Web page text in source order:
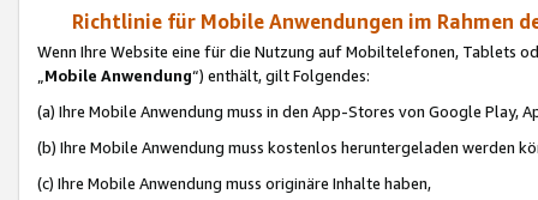
Richtlinie für Mobile Anwendungen im Rahmen
Wenn Ihre Website eine für die Nutzung auf Mobiltelefonen, Tablets
„Mobile Anwendung“) enthält, gilt Folgendes:
(a) Ihre Mobile Anwendung muss in den App-Stores von Google Play,
(b) Ihre Mobile Anwendung muss kostenlos heruntergeladen werden
(c) Ihre Mobile Anwendung muss originäre Inhalte haben,